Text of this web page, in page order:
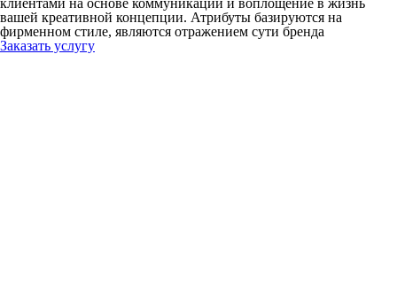
клиентами на основе коммуникации и воплощение в жизнь
вашей креативной концепции. Атрибуты базируются на
фирменном стиле, являются отражением сути бренда
Заказать услугу